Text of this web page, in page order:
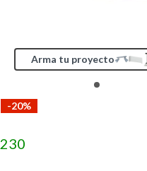
Arma tu proyecto
-20%
230